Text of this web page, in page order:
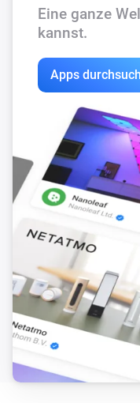
Dann ...
Update
DS
Update
Opel
Update
Peugeot
Update
Eine ganze
kannst.
Apps